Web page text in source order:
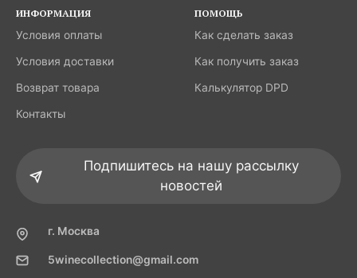
ИНФОРМАЦИЯ
Условия оплаты
Условия доставки
Возврат товара
Контакты
ПОМОЩЬ
Как сделать заказ
Как получить заказ
Калькулятор DPD
Подпишитесь на нашу рассылку
новостей
г. Москва
5winecollection@gmail.com